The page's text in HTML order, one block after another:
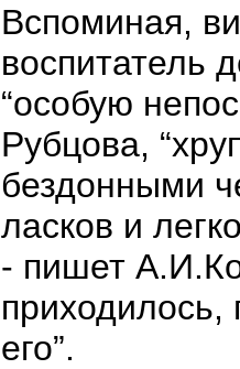
Вспоминая,
воспитатель
“особую
Рубцова,
бездонными
ласков и
- пишет
его”.